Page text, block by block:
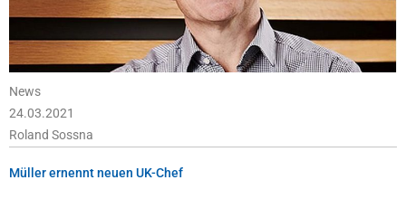
News
24.03.2021
Roland Sossna
Müller ernennt neuen UK-Chef